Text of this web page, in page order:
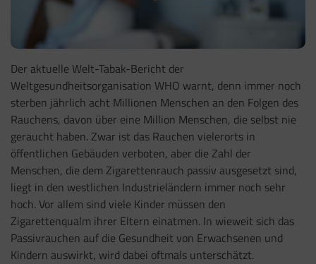
Der aktuelle Welt-Tabak-Bericht der
Weltgesundheitsorganisation WHO warnt, denn immer noch
sterben jährlich acht Millionen Menschen an den Folgen des
Rauchens, davon über eine Million Menschen, die selbst nie
geraucht haben. Zwar ist das Rauchen vielerorts in
öffentlichen Gebäuden verboten, aber die Zahl der
Menschen, die dem Zigarettenrauch passiv ausgesetzt sind,
liegt in den westlichen Industrieländern immer noch sehr
hoch. Vor allem sind viele Kinder müssen den
Zigarettenqualm ihrer Eltern einatmen. In wieweit sich das
Passivrauchen auf die Gesundheit von Erwachsenen und
Kindern auswirkt, wird dabei oftmals unterschätzt.